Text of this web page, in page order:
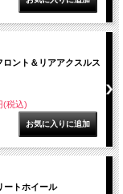
ント＆リアアクスルス
(税込)
ートホイール